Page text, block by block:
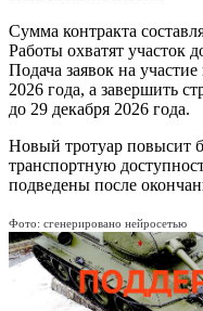
Сумма контракта
Работы охватят участок
Подача заявок на
2026 года, а завершить
до 29 декабря 2026 года.
Новый тротуар повысит
транспортную
подведены после
Фото: сгенерировано нейросетью